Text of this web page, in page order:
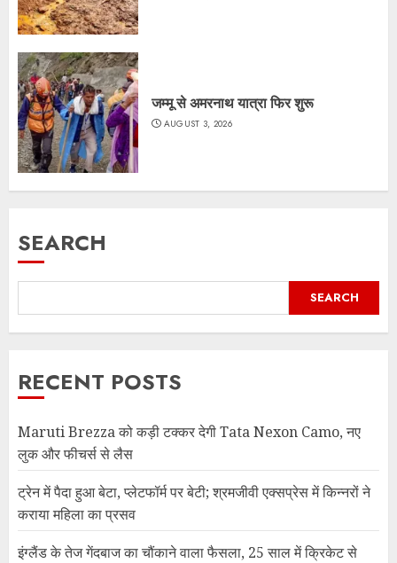
जम्मू से अमरनाथ यात्रा फिर शुरू
AUGUST 3, 2026
SEARCH
SEARCH
RECENT POSTS
Maruti Brezza को कड़ी टक्कर देगी Tata Nexon Camo, नए
लुक और फीचर्स से लैस
ट्रेन में पैदा हुआ बेटा, प्लेटफॉर्म पर बेटी; श्रमजीवी एक्सप्रेस में किन्नरों ने
कराया महिला का प्रसव
इंग्लैंड के तेज गेंदबाज का चौंकाने वाला फैसला, 25 साल में क्रिकेट से